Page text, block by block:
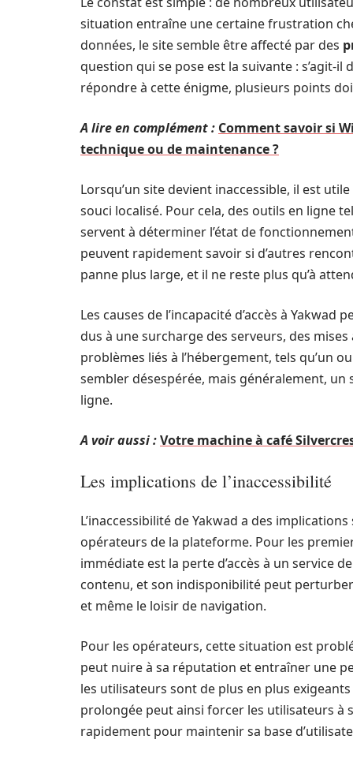
situation entraîne une certaine frustration
données, le site semble être affecté par des
question qui se pose est la suivante : s’agit-il
répondre à cette énigme, plusieurs points
A lire en complément : Comment savoir si
technique ou de maintenance ?
Lorsqu’un site devient inaccessible, il est utile
souci localisé. Pour cela, des outils en ligne
servent à déterminer l’état de
peuvent rapidement savoir si d’autres
panne plus large, et il ne reste plus qu’à
Les causes de l’incapacité d’accès à
dus à une surcharge des serveurs, des
problèmes liés à l’hébergement, tels qu’un
sembler désespérée, mais généralement,
ligne.
A voir aussi :Votre machine à café
Les implications de l’inaccessibilité
L’inaccessibilité de Yakwad a des
opérateurs de la plateforme. Pour les
immédiate est la perte d’accès à un service
contenu, et son indisponibilité peut
et même le loisir de navigation.
Pour les opérateurs, cette situation est
peut nuire à sa réputation et entraîner une
les utilisateurs sont de plus en plus
prolongée peut ainsi forcer les utilisateurs à
rapidement pour maintenir sa base